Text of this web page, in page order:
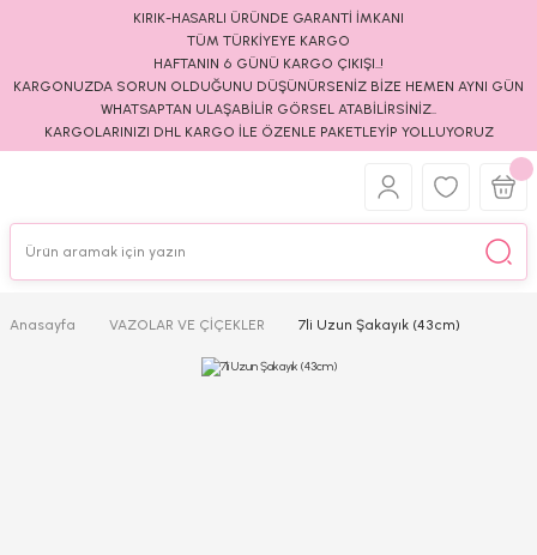
KIRIK-HASARLI ÜRÜNDE GARANTİ İMKANI
TÜM TÜRKİYEYE KARGO
HAFTANIN 6 GÜNÜ KARGO ÇIKIŞI..!
KARGONUZDA SORUN OLDUĞUNU DÜŞÜNÜRSENİZ BİZE HEMEN AYNI GÜN
WHATSAPTAN ULAŞABİLİR GÖRSEL ATABİLİRSİNİZ..
KARGOLARINIZI DHL KARGO İLE ÖZENLE PAKETLEYİP YOLLUYORUZ
Anasayfa VAZOLAR VE ÇİÇEKLER 7li Uzun Şakayık (43cm)